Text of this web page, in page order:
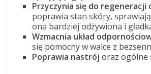
Przyczynia się do regeneracji
poprawia stan skóry,
ona bardziej odżywiona i
Wzmacnia układ
się pomocny w walce z
Poprawia nastrój oraz ogólne